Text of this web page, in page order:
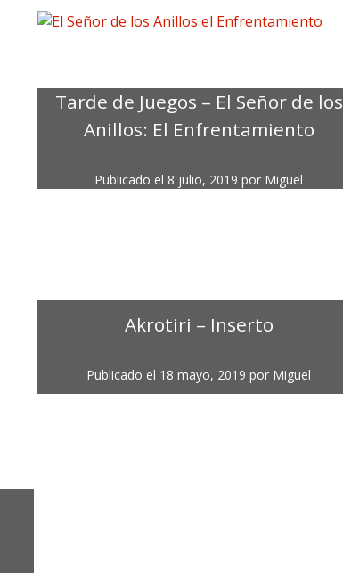
Tarde de Juegos – El Señor de los
Anillos: El Enfrentamiento
Publicado el 8 julio, 2019 por Miguel
Akrotiri – Inserto
Publicado el 18 mayo, 2019 por Miguel